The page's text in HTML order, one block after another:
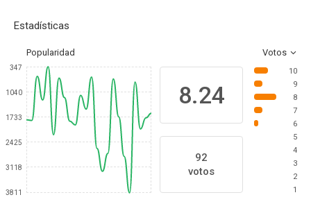
Estadísticas
Popularidad Votos
347
1040
1733
2425
3118
3811
8.24
92
votos
10
9
8
7
6
5
4
3
2
1